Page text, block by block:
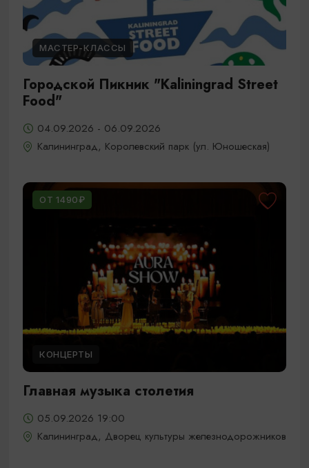
МАСТЕР-КЛАССЫ
Городской Пикник "Kaliningrad Street
Food"
04.09.2026 - 06.09.2026
Калининград, Королевский парк (ул. Юношеская)
ОТ 1490₽
КОНЦЕРТЫ
Главная музыка столетия
05.09.2026 19:00
Калининград, Дворец культуры железнодорожников